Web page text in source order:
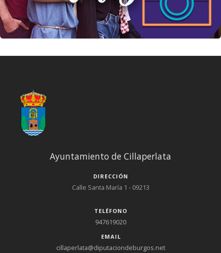
Ayuntamiento de Cillaperlata
DIRECCIÓN
Calle Santa María 1 - 09213
TELÉFONO
947619020
EMAIL
cillaperlata@diputaciondeburgos.net